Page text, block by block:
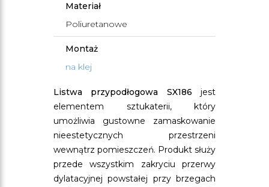
Materiał
Poliuretanowe
Montaż
na klej
Listwa przypodłogowa SX186 jest
elementem sztukaterii, który
umożliwia gustowne zamaskowanie
nieestetycznych przestrzeni
wewnątrz pomieszczeń. Produkt służy
przede wszystkim zakryciu przerwy
dylatacyjnej powstałej przy brzegach